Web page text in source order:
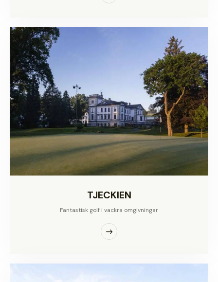
TJECKIEN
Fantastisk golf i vackra omgivningar